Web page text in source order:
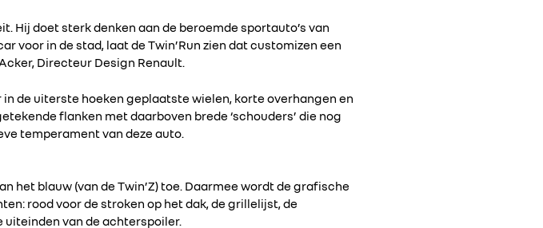
Hij doet sterk denken aan de beroemde sportauto’s van
voor in de stad, laat de Twin’Run zien dat customizen een
Directeur Design Renault.
de uiterste hoeken geplaatste wielen, korte overhangen en
flanken met daarboven brede ‘schouders’ die nog
temperament van deze auto.
het blauw (van de Twin’Z) toe. Daarmee wordt de grafische
rood voor de stroken op het dak, de grillelijst, de
uiteinden van de achterspoiler.